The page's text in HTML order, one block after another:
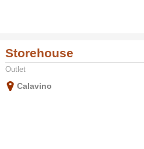
Storehouse
Outlet
Calavino